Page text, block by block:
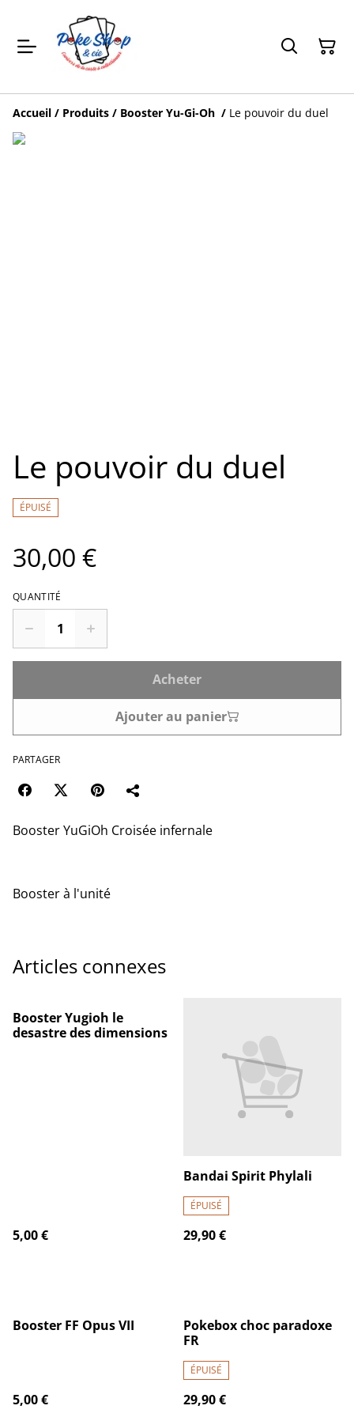
Accueil / Produits / Booster Yu-Gi-Oh / Le pouvoir du duel
Le pouvoir du duel
ÉPUISÉ
30,00 €
QUANTITÉ
Acheter
Ajouter au panier
PARTAGER
Booster YuGiOh Croisée infernale
Booster à l'unité
Articles connexes
Booster Yugioh le
desastre des dimensions
5,00 €
Bandai Spirit Phylali
ÉPUISÉ
29,90 €
Booster FF Opus VII
5,00 €
Pokebox choc paradoxe
FR
ÉPUISÉ
29,90 €